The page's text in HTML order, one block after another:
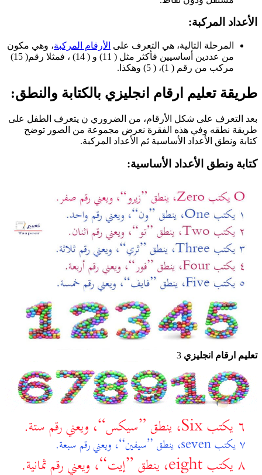
الأعداد المركبة:
المرحلة التالية، هي التعرف على الأرقام المركبة، وهي مكون
من عددين أساسيين فأكثر مثل ( 11) و ( 14) ، فمثلا رقم( 15)
مركب من رقم ( 1)، ( 5) وهكذا.
طريقة تعليم ارقام انجليزي بالكتابة والنطق:
بعد التعرف على شكل الأرقام، من الضروري ن يتعرف الطفل على
طريقة نطقه وفي هذه الفقرة نعرض مجموعة من الصور توضح
كتابة ونطق الأعداد الأساسية ثم الأعداد المركبة.
كتابة ونطق الأعداد الأساسية:
تعليم ارقام انجليزي